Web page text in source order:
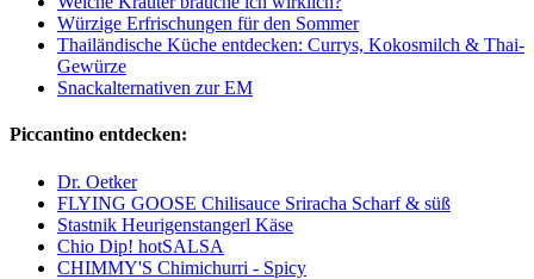
Würzige Erfrischungen für den Sommer
Thailändische Küche entdecken: Currys, Kokosmilch & Thai-
Gewürze
Snackalternativen zur EM
Piccantino entdecken:
Dr. Oetker
FLYING GOOSE Chilisauce Sriracha Scharf & süß
Stastnik Heurigenstangerl Käse
Chio Dip! hotSALSA
CHIMMY'S Chimichurri - Spicy